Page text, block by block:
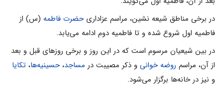
در برخی مناطق شیعه‌ نشین، مراسم عزاداریحضرت فاطمه (س) از
فاطمیه اول شروع شده و تا فاطمیه دوم ادامه می‌یابد.
در بین شیعیان مرسوم است که در این روز و برخی روزهای قبل و بعد
از آن، مراسم روضه خوانی و ذکر مصیبت در مساجد،حسینیه‌ها، تکایا
و نیز در خانه‌ها برگزار می‌شود.